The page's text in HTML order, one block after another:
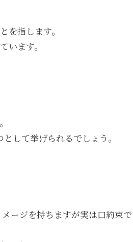
を指します。
います。
して挙げられるでしょう。
ージを持ちますが実は口約束